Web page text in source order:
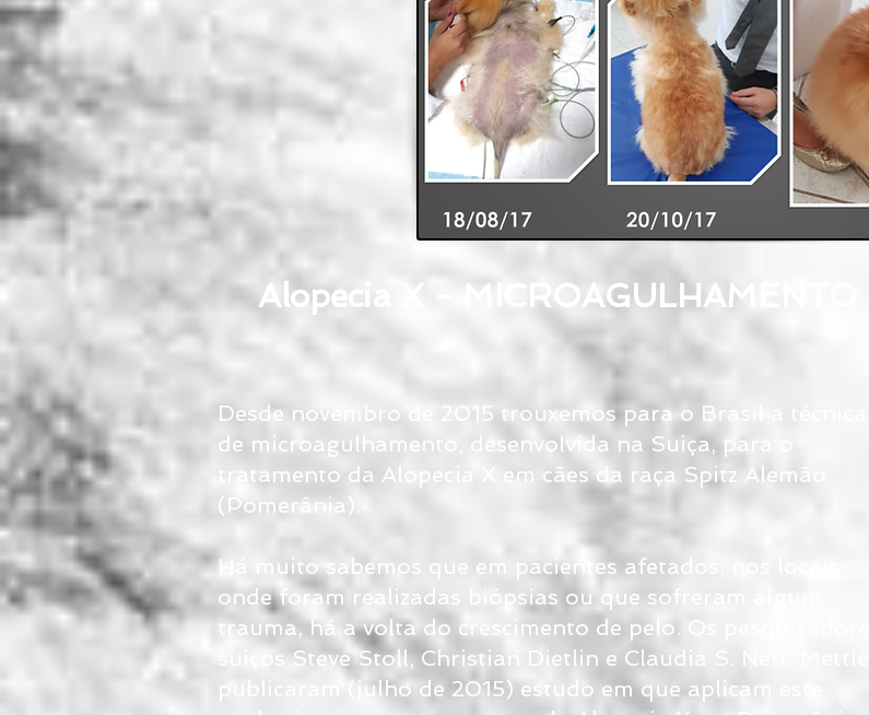
Alopecia X - MICROAGULHAMENTO
Desde novembro de 2015 trouxemos para o Brasil a técnica
de microagulhamento, desenvolvida na Suiça, para o
tratamento da Alopecia X em cães da raça Spitz Alemão
(Pomerânia).
Há muito sabemos que em pacientes afetados, nos locais
onde foram realizadas biópsias ou que sofreram algum
trauma, há a volta do crescimento de pelo. Os pesquisadores
suiços Steve Stoll, Christian Dietlin e Claudia S. Nett-Mettler
publicaram (julho de 2015) estudo em que aplicam este